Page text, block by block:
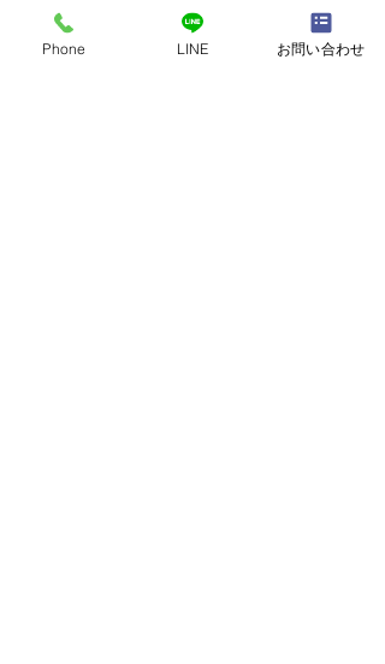
Phone LINE お問い合わせ